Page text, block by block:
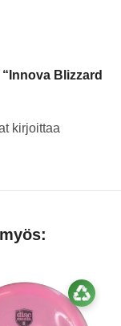
Blizzard
kirjoittaa